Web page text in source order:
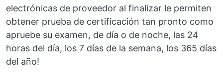
electrónicas de proveedor al finalizar le permiten
obtener prueba de certificación tan pronto como
apruebe su examen, de día o de noche, las 24
horas del día, los 7 días de la semana, los 365 días
del año!